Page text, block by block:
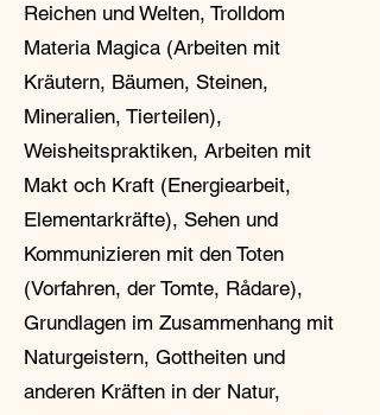
Reichen und Welten, Trolldom
Materia Magica (Arbeiten mit
Kräutern, Bäumen, Steinen,
Mineralien, Tierteilen),
Weisheitspraktiken, Arbeiten mit
Makt och Kraft (Energiearbeit,
Elementarkräfte), Sehen und
Kommunizieren mit den Toten
(Vorfahren, der Tomte, Rådare),
Grundlagen im Zusammenhang mit
Naturgeistern, Gottheiten und
anderen Kräften in der Natur,